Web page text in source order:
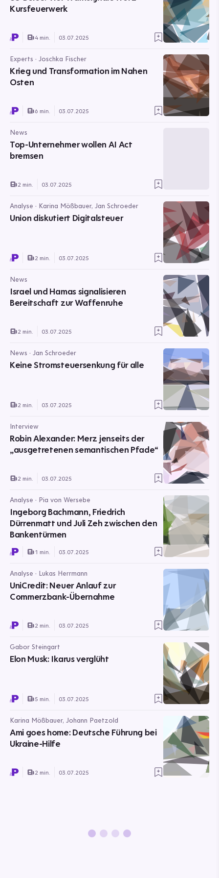
Kursfeuerwerk
4 min. 03.07.2025
Experts · Joschka Fischer
Krieg und Transformation im Nahen
Osten
6 min. 03.07.2025
News
Top-Unternehmer wollen AI Act
bremsen
2 min. 03.07.2025
Analyse · Karina Mößbauer, Jan Schroeder
Union diskutiert Digitalsteuer
2 min. 03.07.2025
News
Israel und Hamas signalisieren
Bereitschaft zur Waffenruhe
2 min. 03.07.2025
News · Jan Schroeder
Keine Stromsteuersenkung für alle
2 min. 03.07.2025
Interview
Robin Alexander: Merz jenseits der
„ausgetretenen semantischen Pfade“
2 min. 03.07.2025
Analyse · Pia von Wersebe
Ingeborg Bachmann, Friedrich
Dürrenmatt und Juli Zeh zwischen den
Bankentürmen
1 min. 03.07.2025
Analyse · Lukas Herrmann
UniCredit: Neuer Anlauf zur
Commerzbank-Übernahme
2 min. 03.07.2025
Gabor Steingart
Elon Musk: Ikarus verglüht
5 min. 03.07.2025
Karina Mößbauer, Johann Paetzold
Ami goes home: Deutsche Führung bei
Ukraine-Hilfe
2 min. 03.07.2025